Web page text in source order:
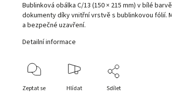
Bublinková obálka C/13 (150 × 215 mm) v bílé
dokumenty díky vnitřní vrstvě s bublinkovou fólií.
a bezpečné uzavření.
Detailní informace
Zeptat se Hlídat Sdílet